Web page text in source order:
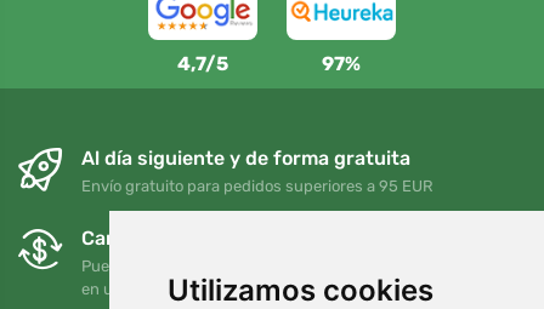
Utilizamos cookies
4,7/5 97%
Al día siguiente y de forma gratuita
Envío gratuito para pedidos superiores a 95 EUR
Cambios y devoluciones gratuitos
Puede devolver o cambiar su pedido en cualquier momento
en un plazo de 90 días